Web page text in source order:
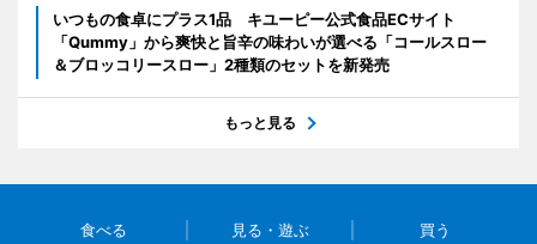
いつもの食卓にプラス1品 キユーピー公式食品ECサイト
「Qummy」から爽快と旨辛の味わいが選べる「コールスロー
＆ブロッコリースロー」2種類のセットを新発売
もっと見る
食べる 見る・遊ぶ 買う